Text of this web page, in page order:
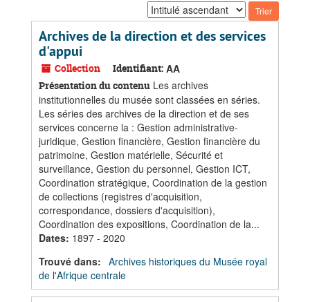
Trier
par:
Archives de la direction et des services
d'appui
Collection Identifiant: AA
Présentation du contenu Les archives
institutionnelles du musée sont classées en séries.
Les séries des archives de la direction et de ses
services concerne la : Gestion administrative-
juridique, Gestion financière, Gestion financière du
patrimoine, Gestion matérielle, Sécurité et
surveillance, Gestion du personnel, Gestion ICT,
Coordination stratégique, Coordination de la gestion
de collections (registres d'acquisition,
correspondance, dossiers d'acquisition),
Coordination des expositions, Coordination de la...
Dates: 1897 - 2020
Trouvé dans: Archives historiques du Musée royal
de l'Afrique centrale